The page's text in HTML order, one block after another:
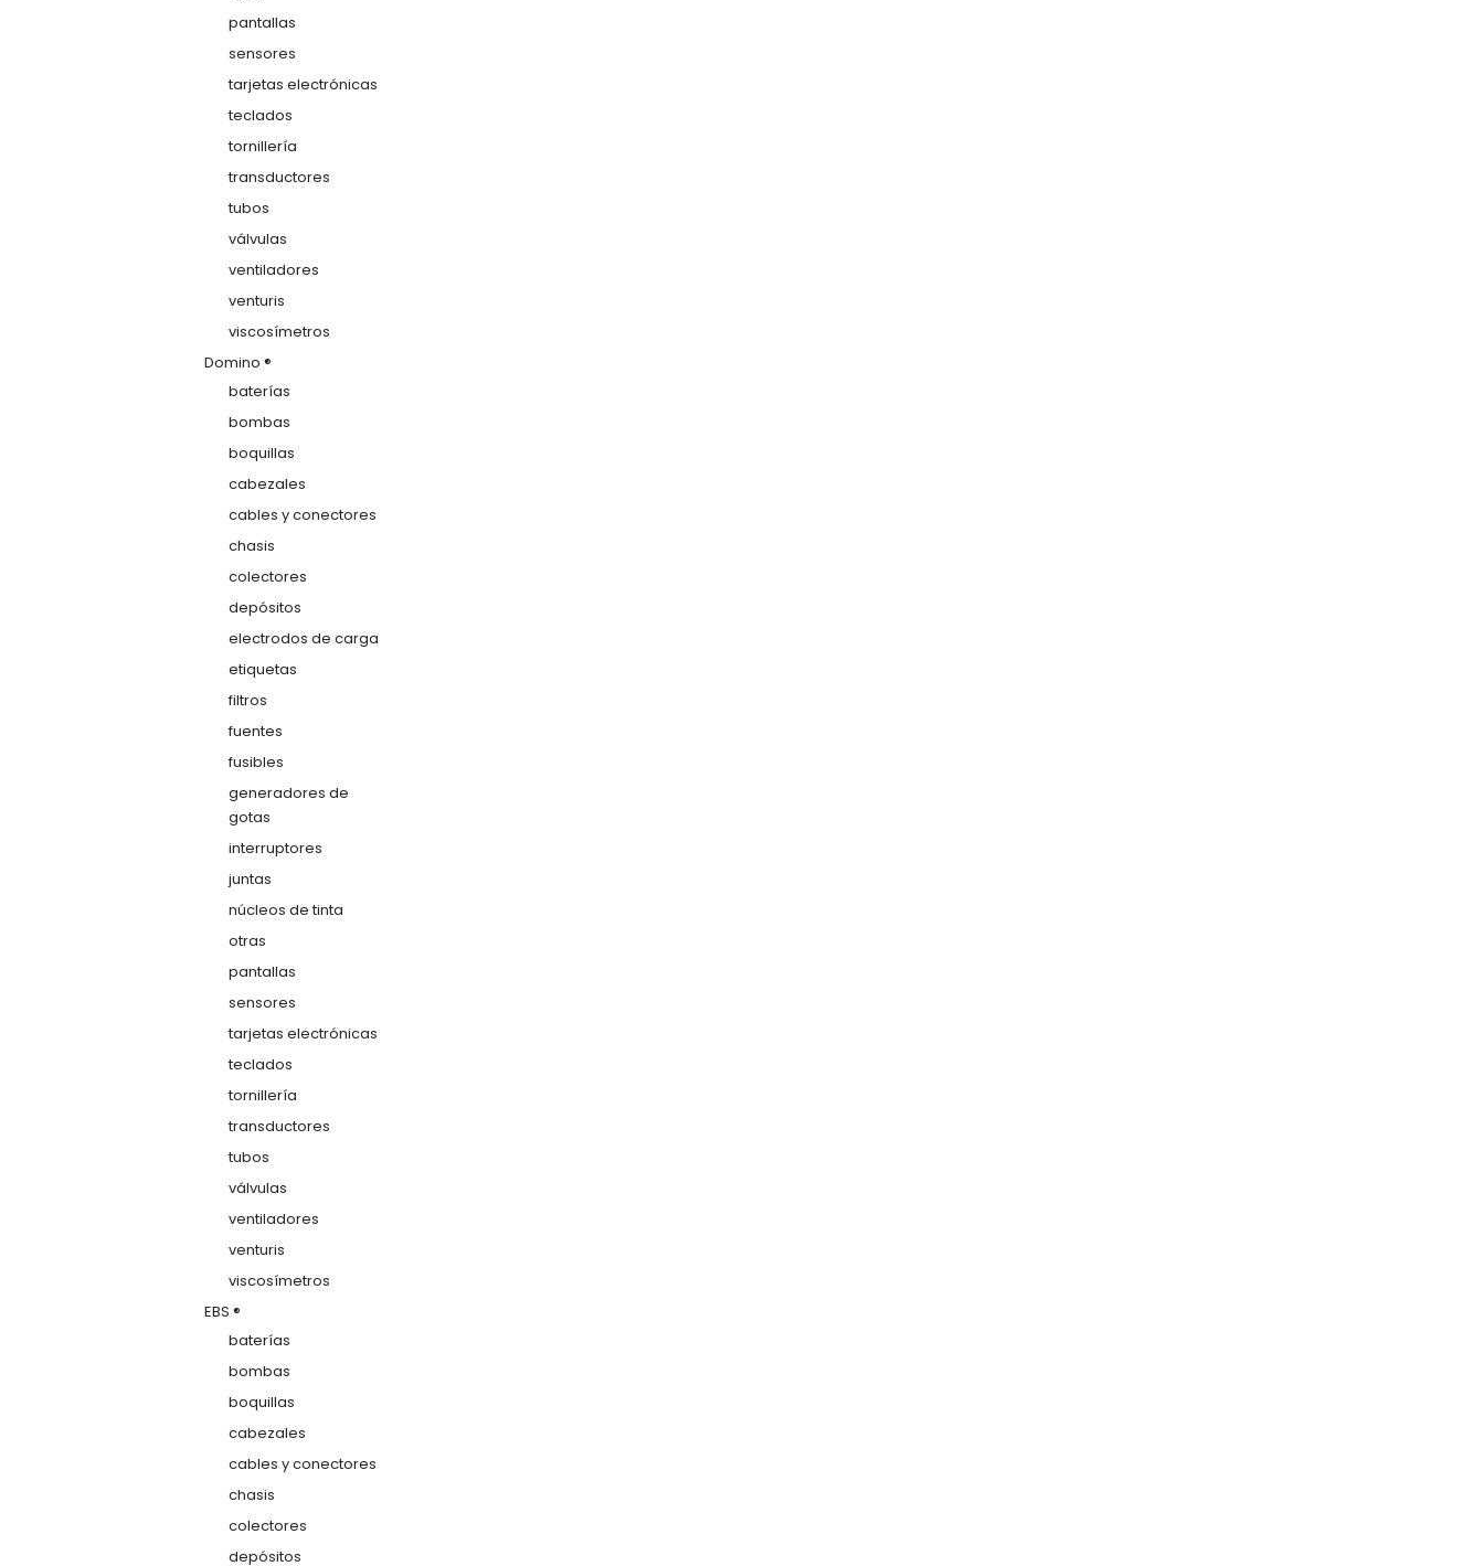
pantallas
sensores
tarjetas electrónicas
teclados
tornillería
transductores
tubos
válvulas
ventiladores
venturis
viscosímetros
Domino ®
baterías
bombas
boquillas
cabezales
cables y conectores
chasis
colectores
depósitos
electrodos de carga
etiquetas
filtros
fuentes
fusibles
generadores de
gotas
interruptores
juntas
núcleos de tinta
otras
pantallas
sensores
tarjetas electrónicas
teclados
tornillería
transductores
tubos
válvulas
ventiladores
venturis
viscosímetros
EBS ®
baterías
bombas
boquillas
cabezales
cables y conectores
chasis
colectores
depósitos